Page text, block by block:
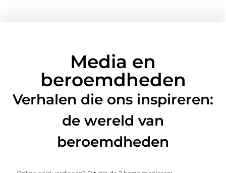
Media en
beroemdheden
Verhalen die ons inspireren:
de wereld van
beroemdheden